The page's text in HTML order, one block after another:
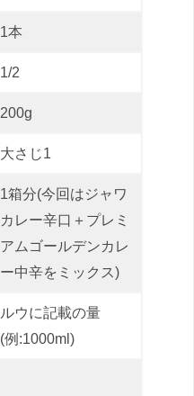
1本
1/2
200g
大さじ1
1箱分(今回はジャワ
カレー辛口＋プレミ
アムゴールデンカレ
ー中辛をミックス)
ルウに記載の量
(例:1000ml)